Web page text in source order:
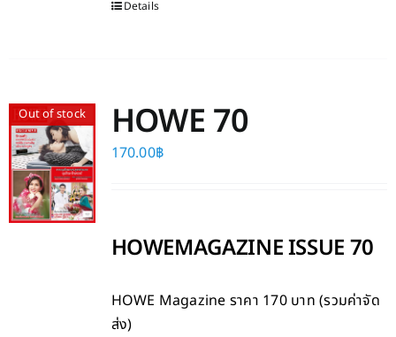
Details
Out of stock HOWE 70
170.00฿
HOWEMAGAZINE ISSUE 70
HOWE Magazine ราคา 170 บาท (รวมค่าจัด
ส่ง)